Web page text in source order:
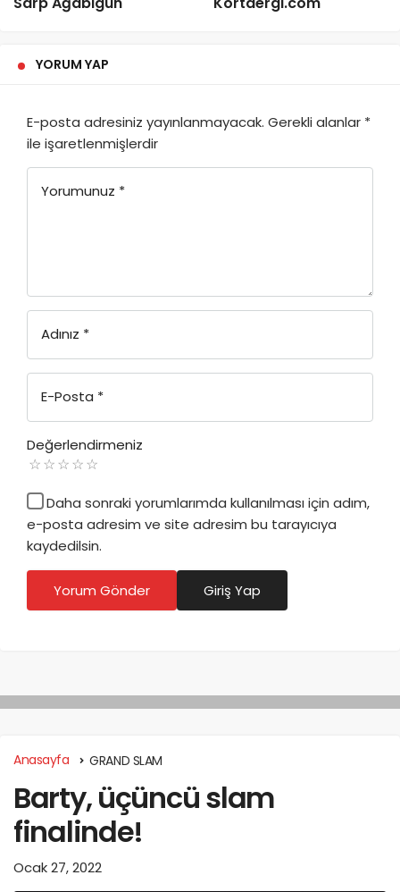
YORUM YAP
E-posta adresiniz yayınlanmayacak. Gerekli alanlar *
ile işaretlenmişlerdir
Yorumunuz *
Adınız *
E-Posta *
Değerlendirmeniz
Daha sonraki yorumlarımda kullanılması için adım,
e-posta adresim ve site adresim bu tarayıcıya
kaydedilsin.
Yorum Gönder Giriş Yap
Anasayfa GRAND SLAM
Barty, üçüncü slam
finalinde!
Ocak 27, 2022